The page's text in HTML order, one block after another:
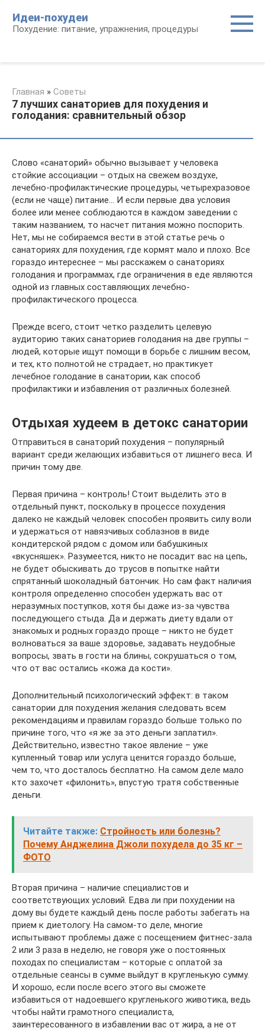
контенту
Идеи-похудеи
Похудение: питание, упражнения, процедуры
Главная » Советы
7 лучших санаториев для похудения и
голодания: сравнительный обзор
Слово «санаторий» обычно вызывает у человека
стойкие ассоциации – отдых на свежем воздухе,
лечебно-профилактические процедуры, четырехразовое
(если не чаще) питание… И если первые два условия
более или менее соблюдаются в каждом заведении с
таким названием, то насчет питания можно поспорить.
Нет, мы не собираемся вести в этой статье речь о
санаториях для похудения, где кормят мало и плохо. Все
гораздо интереснее – мы расскажем о санаториях
голодания и программах, где ограничения в еде являются
одной из главных составляющих лечебно-
профилактического процесса.
Прежде всего, стоит четко разделить целевую
аудиторию таких санаториев голодания на две группы –
людей, которые ищут помощи в борьбе с лишним весом,
и тех, кто полнотой не страдает, но практикует
лечебное голодание в санатории, как способ
профилактики и избавления от различных болезней.
Отдыхая худеем в детокс санатории
Отправиться в санаторий похудения – популярный
вариант среди желающих избавиться от лишнего веса. И
причин тому две.
Первая причина – контроль! Стоит выделить это в
отдельный пункт, поскольку в процессе похудения
далеко не каждый человек способен проявить силу воли
и удержаться от навязчивых соблазнов в виде
кондитерской рядом с домом или бабушкиных
«вкусняшек». Разумеется, никто не посадит вас на цепь,
не будет обыскивать до трусов в попытке найти
спрятанный шоколадный батончик. Но сам факт наличия
контроля определенно способен удержать вас от
неразумных поступков, хотя бы даже из-за чувства
последующего стыда. Да и держать диету вдали от
знакомых и родных гораздо проще – никто не будет
волноваться за ваше здоровье, задавать неудобные
вопросы, звать в гости на блины, сокрушаться о том,
что от вас остались «кожа да кости».
Дополнительный психологический эффект: в таком
санатории для похудения желания следовать всем
рекомендациям и правилам гораздо больше только по
причине того, что «я же за это деньги заплатил».
Действительно, известно такое явление – уже
купленный товар или услуга ценится гораздо больше,
чем то, что досталось бесплатно. На самом деле мало
кто захочет «филонить», впустую тратя собственные
деньги.
Читайте также: Стройность или болезнь?
Почему Анджелина Джоли похудела до 35 кг –
ФОТО
Вторая причина – наличие специалистов и
соответствующих условий. Едва ли при похудении на
дому вы будете каждый день после работы забегать на
прием к диетологу. На самом-то деле, многие
испытывают проблемы даже с посещением фитнес-зала
2 или 3 раза в неделю, не говоря уже о постоянных
походах по специалистам – которые с оплатой за
отдельные сеансы в сумме выйдут в кругленькую сумму.
И хорошо, если после всего этого вы сможете
избавиться от надоевшего кругленького животика, ведь
чтобы найти грамотного специалиста,
заинтересованного в избавлении вас от жира, а не от